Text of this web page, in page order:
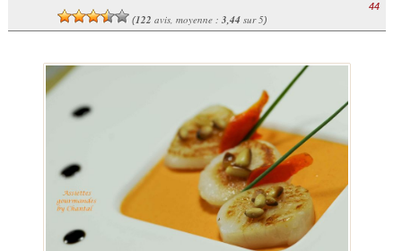
(122 avis, moyenne : 3,44sur 5)
44